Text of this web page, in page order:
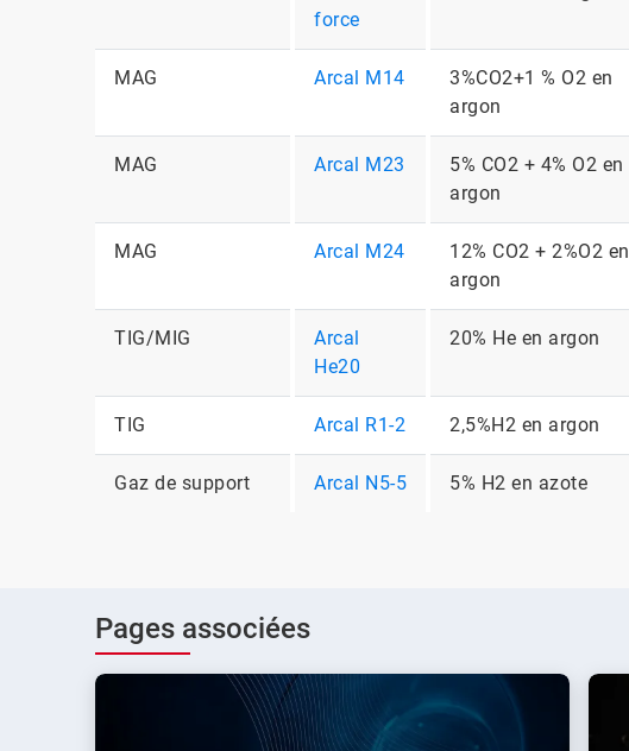
force
MAG Arcal M14
3%CO2+1 % O2 en
argon
MAG Arcal M23
5% CO2 + 4% O2 en
argon
MAG Arcal M24
12% CO2 + 2%O2 en
argon
TIG/MIG
Arcal
He20
20% He en argon
TIG Arcal R1-2 2,5%H2 en argon
Gaz de support Arcal N5-5 5% H2 en azote
Pages associées